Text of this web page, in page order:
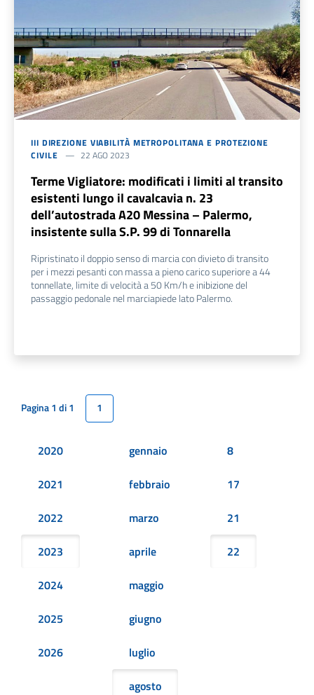
III DIREZIONE VIABILITÀ METROPOLITANA E PROTEZIONE
CIVILE
22 AGO 2023
Terme Vigliatore: modificati i limiti al transito
esistenti lungo il cavalcavia n. 23
dell’autostrada A20 Messina – Palermo,
insistente sulla S.P. 99 di Tonnarella
Ripristinato il doppio senso di marcia con divieto di transito
per i mezzi pesanti con massa a pieno carico superiore a 44
tonnellate, limite di velocità a 50 Km/h e inibizione del
passaggio pedonale nel marciapiede lato Palermo.
Pagina 1 di 1 1
2020
2021
2022
2023
2024
2025
2026
gennaio
febbraio
marzo
aprile
maggio
giugno
luglio
agosto
8
17
21
22